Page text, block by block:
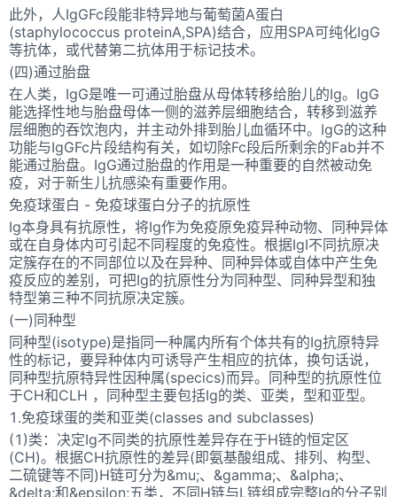
此外，人IgGFc段能非特异地与葡萄菌A蛋白
(staphylococcus proteinA,SPA)结合，应用SPA可纯化IgG
等抗体，或代替第二抗体用于标记技术。
(四)通过胎盘
在人类，IgG是唯一可通过胎盘从母体转移给胎儿的Ig。IgG
能选择性地与胎盘母体一侧的滋养层细胞结合，转移到滋养
层细胞的吞饮泡内，并主动外排到胎儿血循环中。IgG的这种
功能与IgGFc片段结构有关，如切除Fc段后所剩余的Fab并不
能通过胎盘。IgG通过胎盘的作用是一种重要的自然被动免
疫，对于新生儿抗感染有重要作用。
免疫球蛋白 - 免疫球蛋白分子的抗原性
Ig本身具有抗原性，将Ig作为免疫原免疫异种动物、同种异体
或在自身体内可引起不同程度的免疫性。根据IgI不同抗原决
定簇存在的不同部位以及在异种、同种异体或自体中产生免
疫反应的差别，可把Ig的抗原性分为同种型、同种异型和独
特型第三种不同抗原决定簇。
(一)同种型
同种型(isotype)是指同一种属内所有个体共有的Ig抗原特异
性的标记，要异种体内可诱导产生相应的抗体，换句话说，
同种型抗原特异性因种属(specics)而异。同种型的抗原性位
于CH和CLH ，同种型主要包括Ig的类、亚类，型和亚型。
1.免疫球蛋的类和亚类(classes and subclasses)
(1)类：决定Ig不同类的抗原性差异存在于H链的恒定区
(CH)。根据CH抗原性的差异(即氨基酸组成、排列、构型、
二硫键等不同)H链可分为&mu;、&gamma;、&alpha;、
&delta;和&epsilon;五类，不同H链与L链组成完整Ig的分子别